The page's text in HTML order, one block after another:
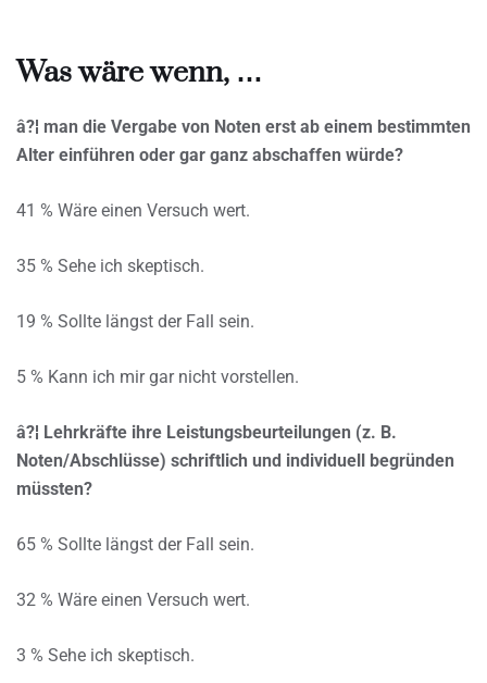
Was wäre wenn, …
â?¦ man die Vergabe von Noten erst ab einem bestimmten
Alter einführen oder gar ganz abschaffen würde?
41 % Wäre einen Versuch wert.
35 % Sehe ich skeptisch.
19 % Sollte längst der Fall sein.
5 % Kann ich mir gar nicht vorstellen.
â?¦ Lehrkräfte ihre Leistungsbeurteilungen (z. B.
Noten/Abschlüsse) schriftlich und individuell begründen
müssten?
65 % Sollte längst der Fall sein.
32 % Wäre einen Versuch wert.
3 % Sehe ich skeptisch.